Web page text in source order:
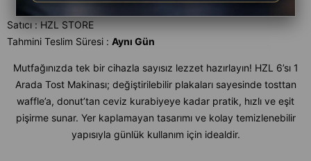
Satıcı : HZL STORE
Tahmini Teslim Süresi : Aynı Gün
Mutfağınızda tek bir cihazla sayısız lezzet hazırlayın! HZL 6’sı 1
Arada Tost Makinası; değiştirilebilir plakaları sayesinde tosttan
waffle’a, donut’tan ceviz kurabiyeye kadar pratik, hızlı ve eşit
pişirme sunar. Yer kaplamayan tasarımı ve kolay temizlenebilir
yapısıyla günlük kullanım için idealdir.